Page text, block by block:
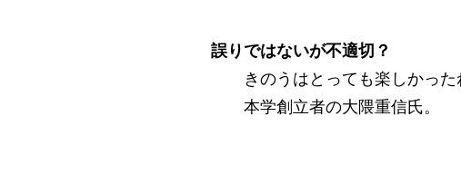
誤りではないが不適切？
きのうはとっても楽しかっ
本学創立者の大隈重信氏。